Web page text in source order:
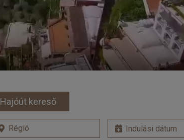
Hajóút kereső